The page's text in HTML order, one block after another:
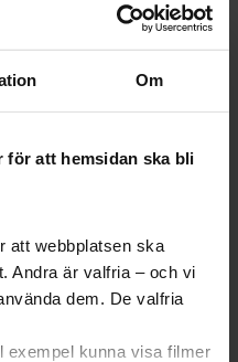
Om
för att hemsidan ska bli
att webbplatsen ska
Andra är valfria – och vi
dem. De valfria
exempel kunna visa filmer
som utvecklar och
en öppen
lyckats lösa svåra